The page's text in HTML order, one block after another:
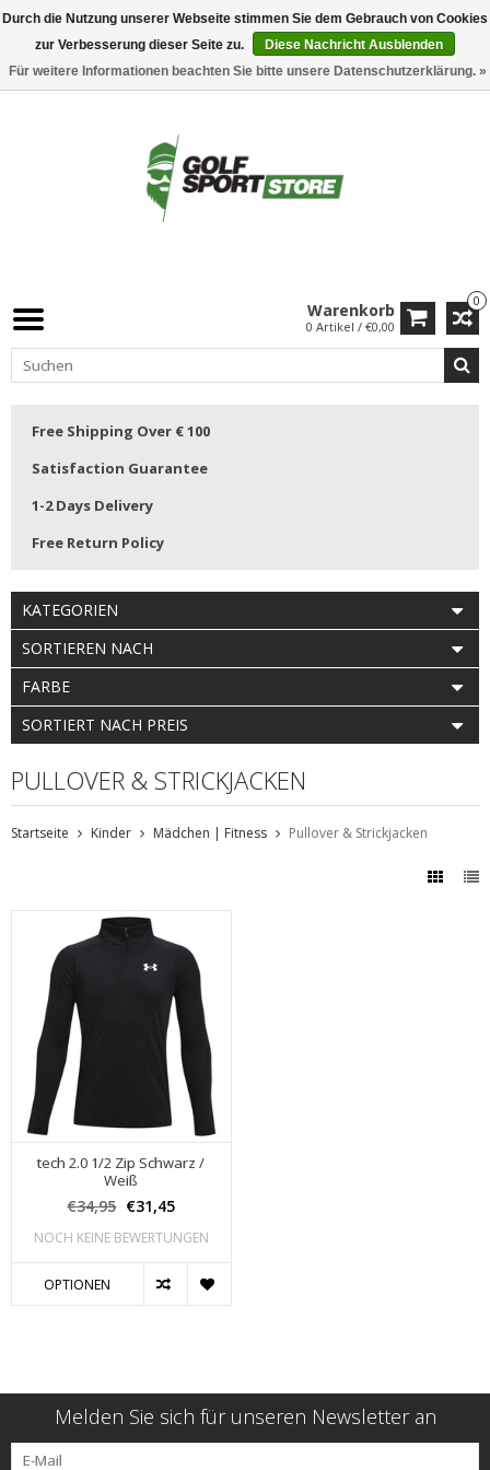
0
Warenkorb
0 Artikel / €0,00
Free Shipping Over € 100
Satisfaction Guarantee
1-2 Days Delivery
Free Return Policy
KATEGORIEN
SORTIEREN NACH
FARBE
SORTIERT NACH PREIS
PULLOVER & STRICKJACKEN
Startseite Kinder Mädchen | Fitness Pullover & Strickjacken
tech 2.0 1/2 Zip Schwarz /
Weiß
€34,95 €31,45
NOCH KEINE BEWERTUNGEN
OPTIONEN
Melden Sie sich für unseren Newsletter an
Durch die Nutzung unserer Webseite stimmen Sie dem Gebrauch von Cookies
zur Verbesserung dieser Seite zu.
Diese Nachricht Ausblenden
Für weitere Informationen beachten Sie bitte unsere Datenschutzerklärung. »